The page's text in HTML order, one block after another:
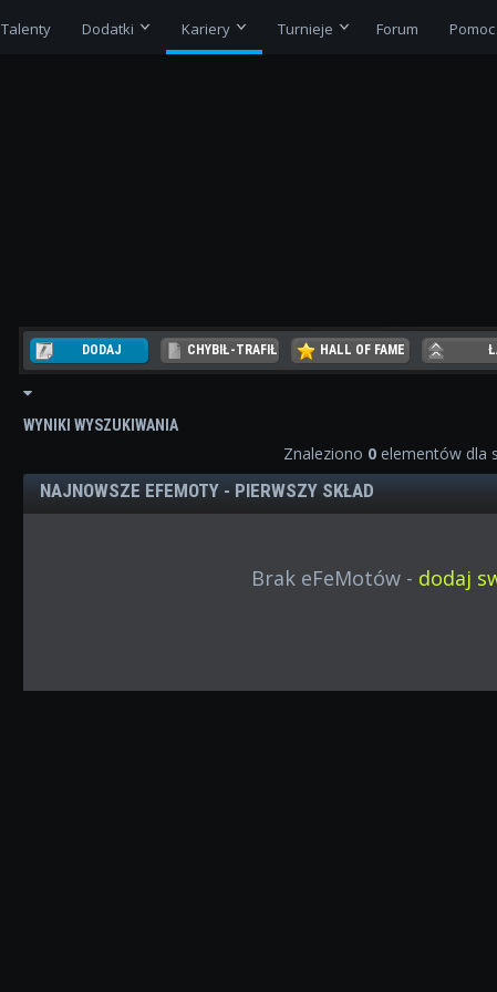
Talenty Dodatki Kariery Turnieje Forum Pomoc
DODAJ CHYBIŁ-TRAFIŁ HALL OF FAME
WYNIKI WYSZUKIWANIA
Znaleziono 0elementów dla
NAJNOWSZE EFEMOTY - PIERWSZY SKŁAD
Brak eFeMotów - dodaj